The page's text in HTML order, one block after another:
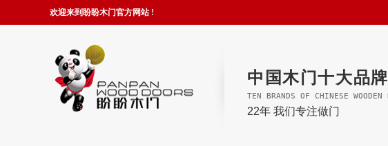
欢迎来到盼盼木门官方网站 !
中国木门十大品牌
TEN BRANDS OF CHINESE WOODEN
22年 我们专注做门